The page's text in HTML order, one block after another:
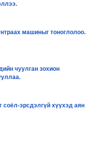
машиныг тоноглолоо.
чуулган зохион
соёл-эрсдэлгүй хүүхэд аян